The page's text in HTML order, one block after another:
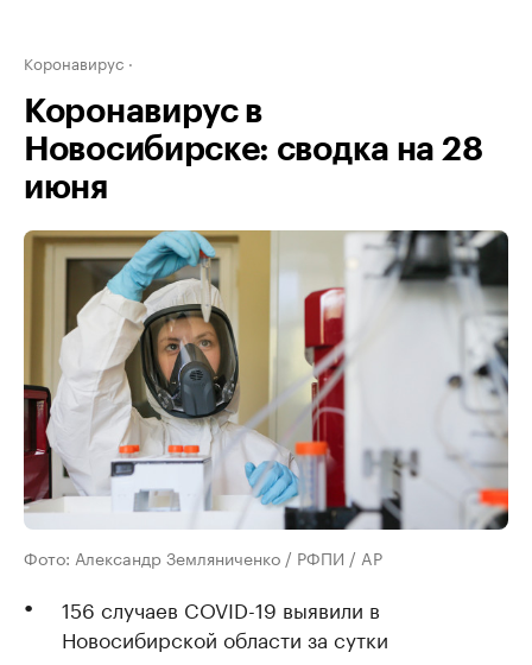
Коронавирус
Коронавирус в
Новосибирске: сводка на 28
июня
Фото: Александр Земляниченко / РФПИ / AP
156 случаев COVID-19 выявили в
Новосибирской области за сутки